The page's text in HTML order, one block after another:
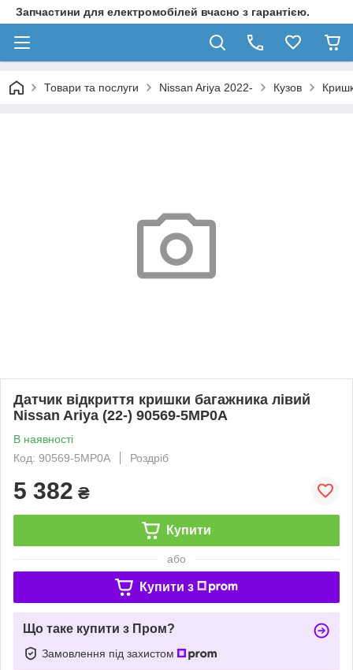
Запчастини для електромобілей вчасно з гарантією.
Товари та послуги Nissan Ariya 2022- Кузов
Датчик відкриття кришки багажника лівий
Nissan Ariya (22-) 90569-5MP0A
В наявності
Код: 90569-5MP0A
Роздріб
5 382 ₴
Купити
або
Купити з
Що таке купити з Пром?
Замовлення під захистом